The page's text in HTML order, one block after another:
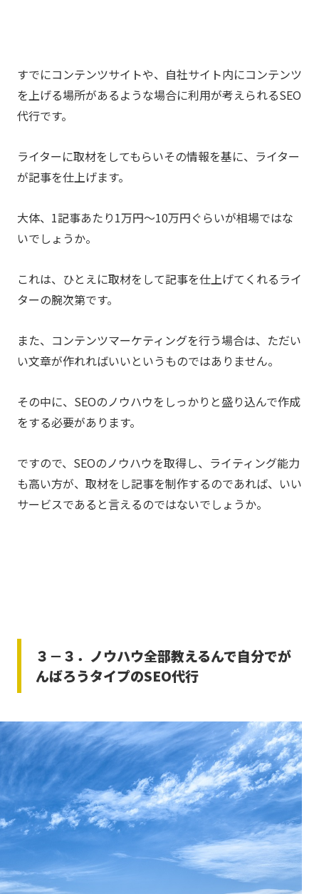
すでにコンテンツサイトや、自社サイト内にコンテンツ
を上げる場所があるような場合に利用が考えられるSEO
代行です。
ライターに取材をしてもらいその情報を基に、ライター
が記事を仕上げます。
大体、1記事あたり1万円～10万円ぐらいが相場ではな
いでしょうか。
これは、ひとえに取材をして記事を仕上げてくれるライ
ターの腕次第です。
また、コンテンツマーケティングを行う場合は、ただい
い文章が作れればいいというものではありません。
その中に、SEOのノウハウをしっかりと盛り込んで作成
をする必要があります。
ですので、SEOのノウハウを取得し、ライティング能力
も高い方が、取材をし記事を制作するのであれば、いい
サービスであると言えるのではないでしょうか。
３－３．ノウハウ全部教えるんで自分でが
んばろうタイプのSEO代行